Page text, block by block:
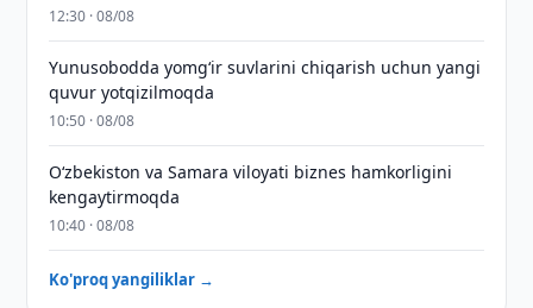
12:30 · 08/08
Yunusobodda yomg‘ir suvlarini chiqarish uchun yangi
quvur yotqizilmoqda
10:50 · 08/08
Oʻzbekiston va Samara viloyati biznes hamkorligini
kengaytirmoqda
10:40 · 08/08
Ko'proq yangiliklar →